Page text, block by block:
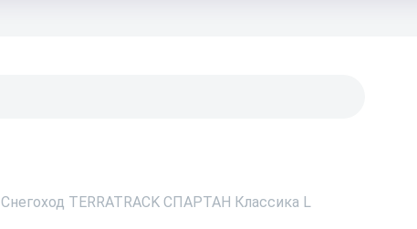
Снегоход TERRATRACK СПАРТАН Классика L